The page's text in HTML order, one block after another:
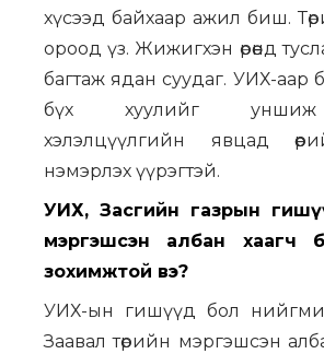
хүсээд байхаар ажил биш.
ороод үз. Жижигхэн өрөөнд
багтаж ядан суудаг. УИХ-аар
бүх хуулийг уншиж
хэлэлцүүлгийн явцад
нэмэрлэх үүрэгтэй.
УИХ, Засгийн газрын
мэргэшсэн албан хаагч
зохимжтой вэ?
УИХ-ын гишүүд бол нийгмийн
Заавал төрийн мэргэшсэн